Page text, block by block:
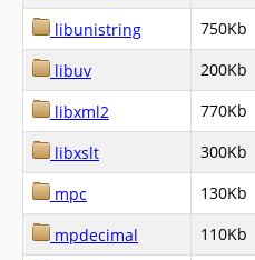
libunistring
750Kb
libuv
200Kb
libxml2
770Kb
libxslt
300Kb
mpc
130Kb
mpdecimal
110Kb